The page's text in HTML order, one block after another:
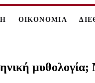
ΟΙΚΟΝΟΜΙΑ
μυθολογία;